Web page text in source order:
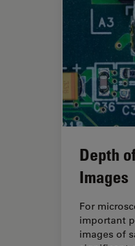
Depth
Images
For
important
images of